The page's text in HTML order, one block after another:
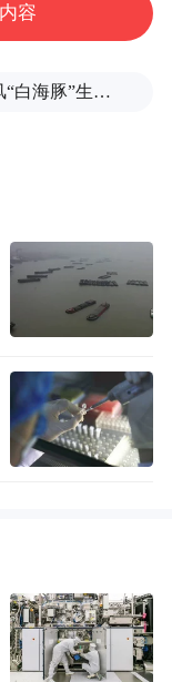
高二。由于
爱吃甜食、喝
峰时体重飙到
衣裤买到了
，白天醒来精
。
容
台风“白海豚”生命史是普通台风3倍以上，环流直径达1300公里